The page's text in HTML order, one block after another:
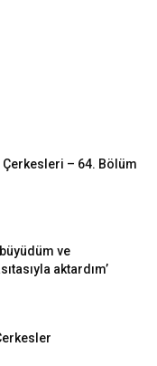
– 64. Bölüm
ve
aktardım’